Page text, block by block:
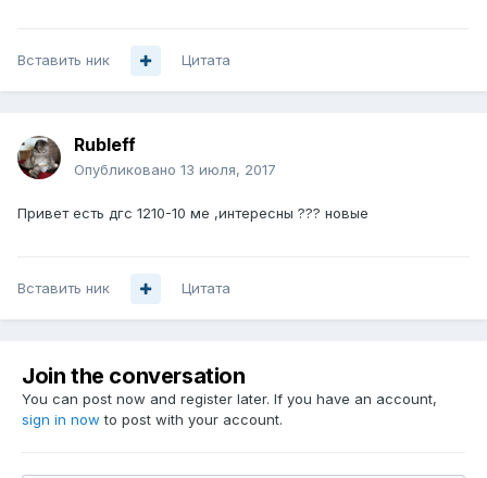
Вставить ник Цитата
Rubleff
Опубликовано 13 июля, 2017
Привет есть дгс 1210-10 ме ,интересны ??? новые
Вставить ник Цитата
Join the conversation
You can post now and register later. If you have an account,
sign in now to post with your account.